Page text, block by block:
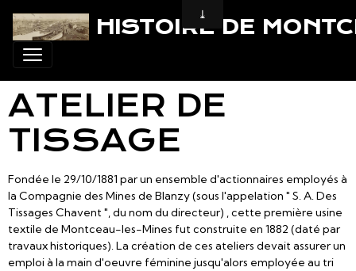
HISTOIRE DE
ATELIER DE
TISSAGE
Fondée le 29/10/1881 par un ensemble d'actionnaires employés à
la Compagnie des Mines de Blanzy (sous l'appelation " S. A. Des
Tissages Chavent ", du nom du directeur) , cette première usine
textile de Montceau-les-Mines fut construite en 1882 (daté par
travaux historiques). La création de ces ateliers devait assurer un
emploi à la main d'oeuvre féminine jusqu'alors employée au tri